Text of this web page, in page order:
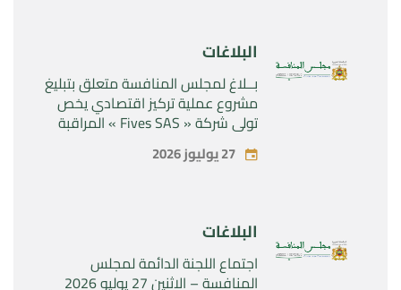
البلاغات
بــلاغ لمجلس المنافسة متعلق بتبليغ
مشروع عملية تركيز اقتصادي يخص
تولي شركة « Fives SAS » المراقبة
SAS »27 يوليوز 2026
البلاغات
اجتماع اللجنة الدائمة لمجلس
المنافسة – الاثنين 27 يوليو 2026